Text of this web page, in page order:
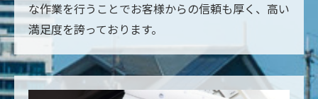
な作業を行うことでお客様からの信頼も厚く、高い
満足度を誇っております。